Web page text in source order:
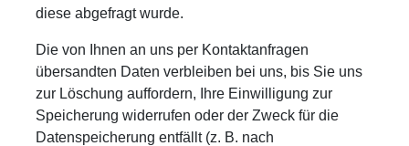
diese abgefragt wurde.
Die von Ihnen an uns per Kontaktanfragen
übersandten Daten verbleiben bei uns, bis Sie uns
zur Löschung auffordern, Ihre Einwilligung zur
Speicherung widerrufen oder der Zweck für die
Datenspeicherung entfällt (z. B. nach